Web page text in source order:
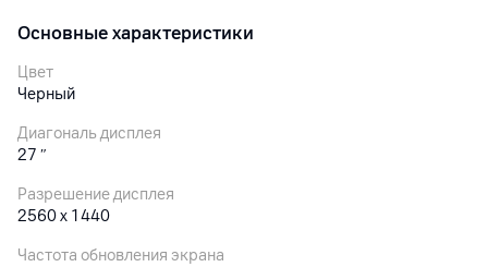
Основные характеристики
Цвет
Черный
Диагональ дисплея
27 ″
Разрешение дисплея
2560 x 1440
Частота обновления экрана